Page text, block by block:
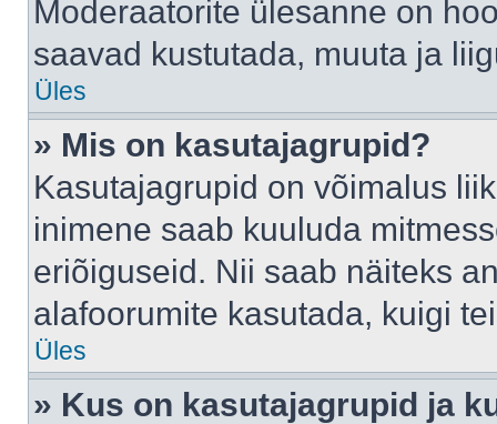
Moderaatorite ülesanne on
saavad kustutada, muuta ja
Üles
» Mis on kasutajagrupid?
Kasutajagrupid on võimalus
inimene saab kuuluda
eriõiguseid. Nii saab näiteks
alafoorumite kasutada, kuigi
Üles
» Kus on kasutajagrupid ja